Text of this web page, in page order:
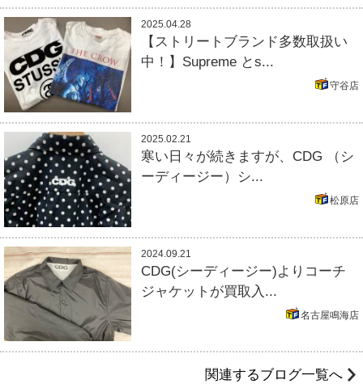
2025.04.28
【ストリートブランド多数取扱い
中！】Supreme とs...
守谷店
2025.02.21
寒い日々が続きますが、CDG （シ
ーディージー）シ...
松原店
2024.09.21
CDG(シーディージー)よりコーチ
ジャケットが買取入...
名古屋鳴海店
関連するブログ一覧へ